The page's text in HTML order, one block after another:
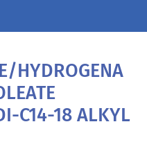
HYDROGENA
C14-18 ALKYL